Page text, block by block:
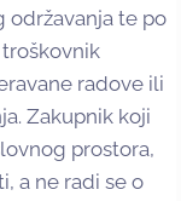
održavanja te po
radove ili
Zakupnik koji
prostora,
a ne radi se o